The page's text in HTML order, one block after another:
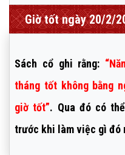
Giờ tốt ngày 20/2/
Sách cổ ghi rằng:
tháng tốt không bằng
giờ tốt”. Qua đó có
trước khi làm việc gì đó